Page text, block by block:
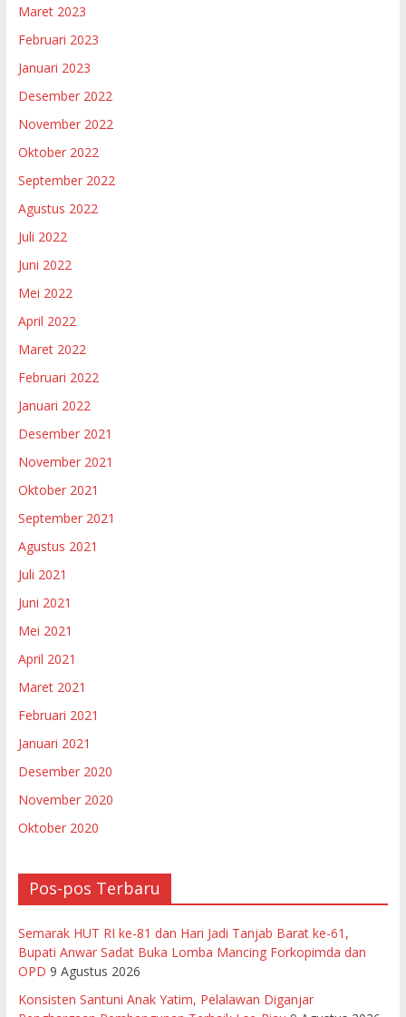
Maret 2023
Februari 2023
Januari 2023
Desember 2022
November 2022
Oktober 2022
September 2022
Agustus 2022
Juli 2022
Juni 2022
Mei 2022
April 2022
Maret 2022
Februari 2022
Januari 2022
Desember 2021
November 2021
Oktober 2021
September 2021
Agustus 2021
Juli 2021
Juni 2021
Mei 2021
April 2021
Maret 2021
Februari 2021
Januari 2021
Desember 2020
November 2020
Oktober 2020
Pos-pos Terbaru
Semarak HUT RI ke-81 dan Hari Jadi Tanjab Barat ke-61,
Bupati Anwar Sadat Buka Lomba Mancing Forkopimda dan
OPD 9 Agustus 2026
Konsisten Santuni Anak Yatim, Pelalawan Diganjar